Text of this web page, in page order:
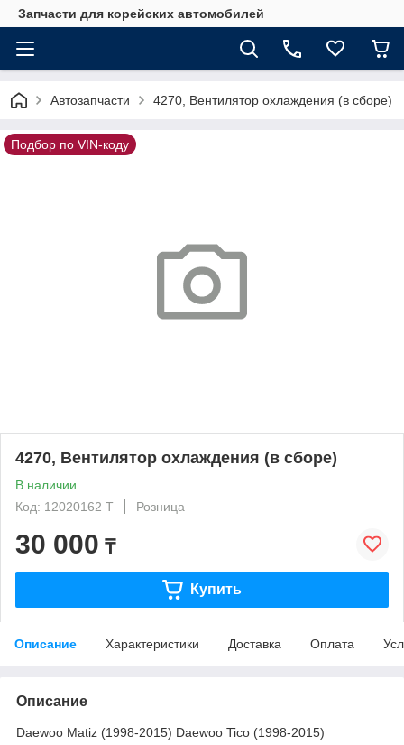
Запчасти для корейских автомобилей
Автозапчасти 4270, Вентилятор охлаждения (в сборе)
Подбор по VIN-коду
4270, Вентилятор охлаждения (в сборе)
В наличии
Код: 12020162 T
Розница
30 000 ₸
Купить
Описание Характеристики Доставка Оплата
Описание
Daewoo Matiz (1998-2015) Daewoo Tico (1998-2015)